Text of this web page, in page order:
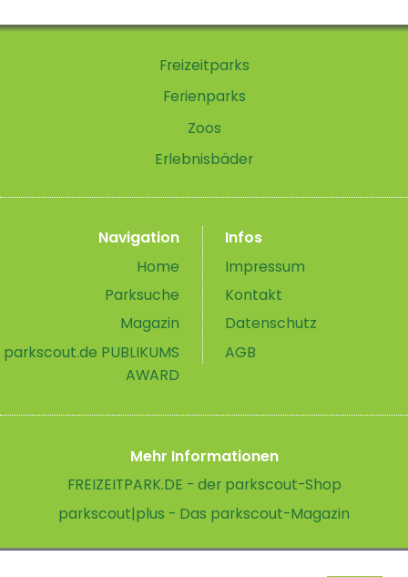
Freizeitparks
Ferienparks
Zoos
Erlebnisbäder
Navigation
Home
Parksuche
Magazin
parkscout.de PUBLIKUMS
AWARD
Infos
Impressum
Kontakt
Datenschutz
AGB
Mehr Informationen
FREIZEITPARK.DE - der parkscout-Shop
parkscout|plus - Das parkscout-Magazin